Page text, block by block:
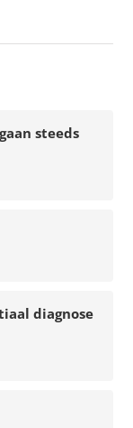
steeds
diagnose